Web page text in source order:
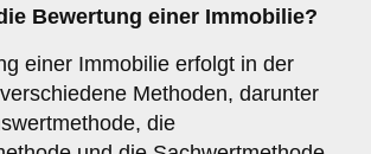
Bewertung einer Immobilie?
einer Immobilie erfolgt in der
Methoden, darunter
die